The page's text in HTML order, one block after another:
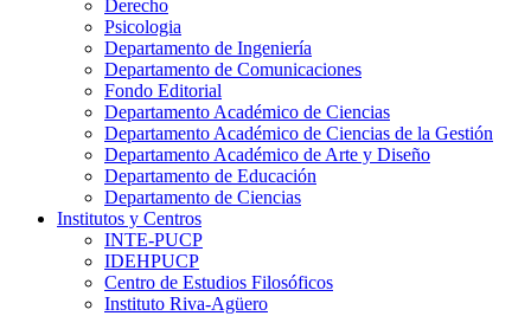
Derecho
Psicologia
Departamento de Ingeniería
Departamento de Comunicaciones
Fondo Editorial
Departamento Académico de Ciencias
Departamento Académico de Ciencias de la Gestión
Departamento Académico de Arte y Diseño
Departamento de Educación
Departamento de Ciencias
Institutos y Centros
INTE-PUCP
IDEHPUCP
Centro de Estudios Filosóficos
Instituto Riva-Agüero